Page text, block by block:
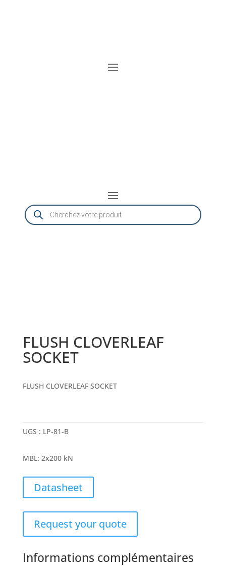
Recherche
de
produits
FLUSH CLOVERLEAF
SOCKET
FLUSH CLOVERLEAF SOCKET
UGS : LP-81-B
MBL: 2x200 kN
Datasheet
Request your quote
Informations complémentaires